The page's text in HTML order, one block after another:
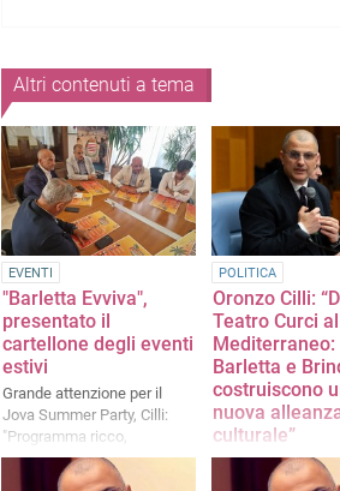
Altri contenuti a tema
EVENTI
"Barletta Evviva",
presentato il
cartellone degli eventi
estivi
Grande attenzione per il
Jova Summer Party, Cilli:
"Programma ricco,
monitoriamo gli step
nell'area dell'ex cartiera"
POLITICA
Oronzo Cilli:
Teatro Curci al
Mediterraneo:
Barletta e
costruiscono
nuova
culturale”
La nota